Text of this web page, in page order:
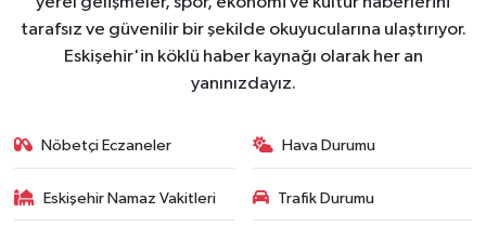
tarafsız ve güvenilir bir şekilde okuyucularına ulaştırıyor.
Eskişehir'in köklü haber kaynağı olarak her an
yanınızdayız.
Nöbetçi Eczaneler Hava Durumu
Eskişehir Namaz Vakitleri Trafik Durumu